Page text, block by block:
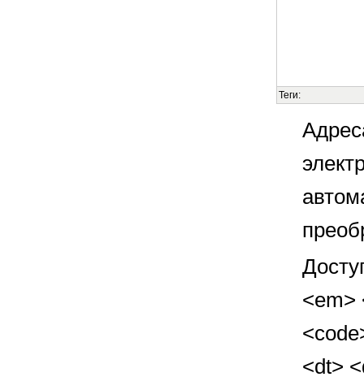
Теги:
<em>
<dt>